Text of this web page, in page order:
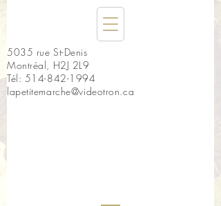
5035 rue St-Denis
Montréal, H2J 2L9
Tél: 514-842-1994
lapetitemarche@videotron.ca